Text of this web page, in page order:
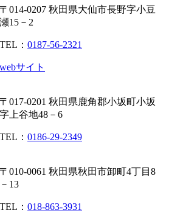
〒014-0207 秋田県大仙市長野字小豆
瀬15－2
TEL： 0187-56-2321
webサイト
〒017-0201 秋田県鹿角郡小坂町小坂
字上谷地48－6
TEL： 0186-29-2349
〒010-0061 秋田県秋田市卸町4丁目8
－13
TEL： 018-863-3931